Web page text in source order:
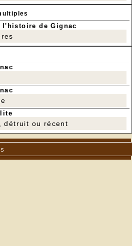
l'histoire de Gignac
détruit ou récent